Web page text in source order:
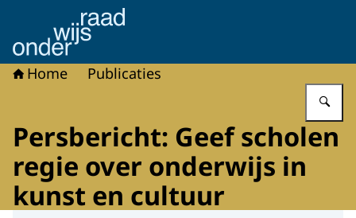
Naar de homepage van Onderwijsraad
Home Publicaties
Persbericht: Geef scholen
regie over onderwijs in
kunst en cultuur